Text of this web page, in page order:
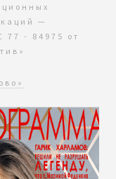
—
- 84975 от